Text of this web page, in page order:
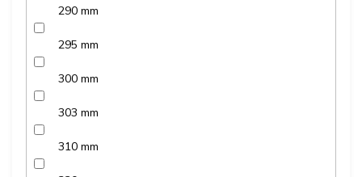
290 mm
295 mm
300 mm
303 mm
310 mm